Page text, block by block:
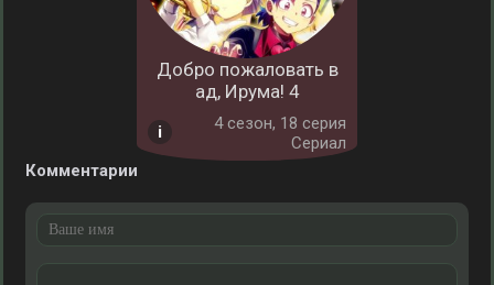
Добро пожаловать в
ад, Ирума! 4
4 cезон, 18 серия
Сериал
Комментарии